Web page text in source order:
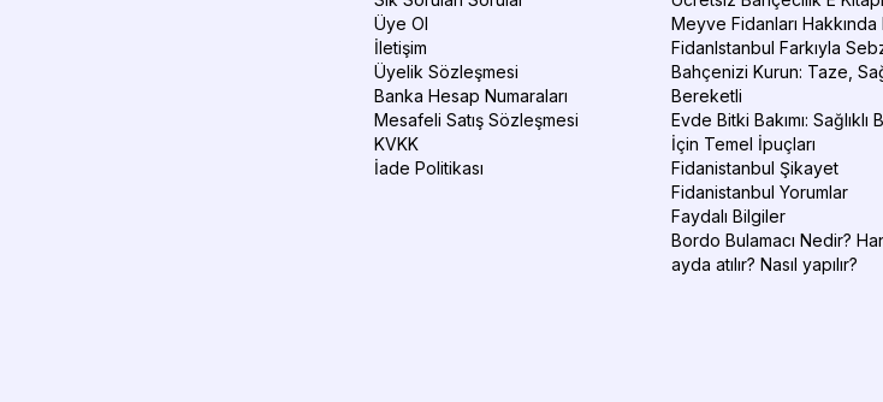
üçüncü fidanın ise
biraz daha özenli
seçilmesini beklerdim.
Üye Ol
İletişim
Üyelik Sözleşmesi
Banka Hesap Numaraları
Mesafeli Satış Sözleşmesi
KVKK
İade Politikası
Meyve Fidanları
FidanIstanbul Farkıyla
Bahçenizi Kurun: Taze,
Bereketli
Evde Bitki Bakımı: Sağlıklı
İçin Temel İpuçları
Fidanistanbul Şikayet
Fidanistanbul Yorumlar
Faydalı Bilgiler
Bordo Bulamacı Nedir?
ayda atılır? Nasıl yapılır?